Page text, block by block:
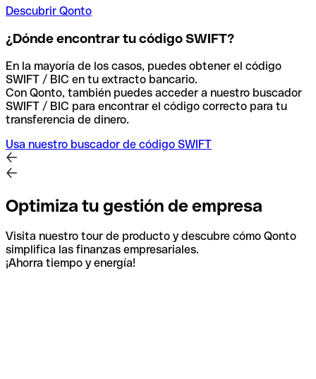
Descubrir Qonto
¿Dónde encontrar tu código SWIFT?
En la mayoría de los casos, puedes obtener el código
SWIFT / BIC en tu extracto bancario.
Con Qonto, también puedes acceder a nuestro buscador
SWIFT / BIC para encontrar el código correcto para tu
transferencia de dinero.
Usa nuestro buscador de código SWIFT
Optimiza tu gestión de empresa
Visita nuestro tour de producto y descubre cómo Qonto
simplifica las finanzas empresariales.
¡Ahorra tiempo y energía!